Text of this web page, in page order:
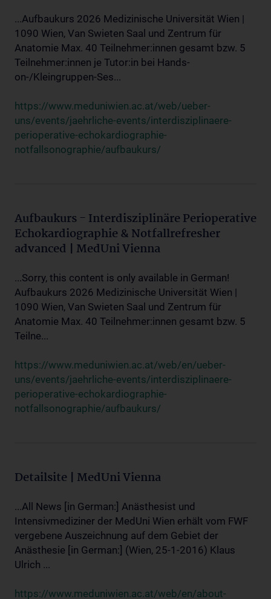
...Aufbaukurs 2026 Medizinische Universität Wien |
1090 Wien, Van Swieten Saal und Zentrum für
Anatomie Max. 40 Teilnehmer:innen gesamt bzw. 5
Teilnehmer:innen je Tutor:in bei Hands-
on-/Kleingruppen-Ses...
https://www.meduniwien.ac.at/web/ueber-
uns/events/jaehrliche-events/interdisziplinaere-
perioperative-echokardiographie-
notfallsonographie/aufbaukurs/
Aufbaukurs - Interdisziplinäre Perioperative
Echokardiographie & Notfallrefresher
advanced | MedUni Vienna
...Sorry, this content is only available in German!
Aufbaukurs 2026 Medizinische Universität Wien |
1090 Wien, Van Swieten Saal und Zentrum für
Anatomie Max. 40 Teilnehmer:innen gesamt bzw. 5
Teilne...
https://www.meduniwien.ac.at/web/en/ueber-
uns/events/jaehrliche-events/interdisziplinaere-
perioperative-echokardiographie-
notfallsonographie/aufbaukurs/
Detailsite | MedUni Vienna
...All News [in German:] Anästhesist und
Intensivmediziner der MedUni Wien erhält vom FWF
vergebene Auszeichnung auf dem Gebiet der
Anästhesie [in German:] (Wien, 25-1-2016) Klaus
Ulrich ...
https://www.meduniwien.ac.at/web/en/about-